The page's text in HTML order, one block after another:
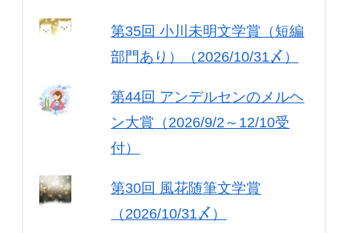
第35回 小川未明文学賞（短編
部門あり）（2026/10/31〆）
第44回 アンデルセンのメルヘ
ン大賞（2026/9/2～12/10受
付）
第30回 風花随筆文学賞
（2026/10/31〆）